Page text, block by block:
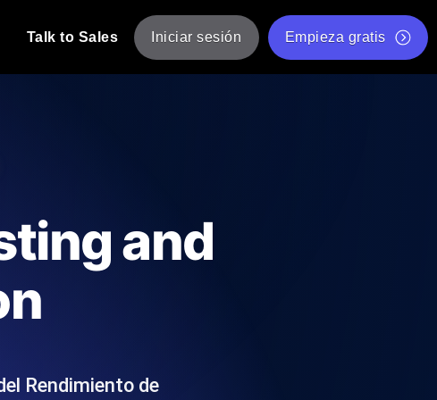
uptime y rendimiento desde 25+ ubicaciones.
que tus usuarios.
APIs
Comprobador de estado de API
Comprobador de Core Web Vitals
Talk to Sales Iniciar sesión Empieza gratis
and
Rendimiento de